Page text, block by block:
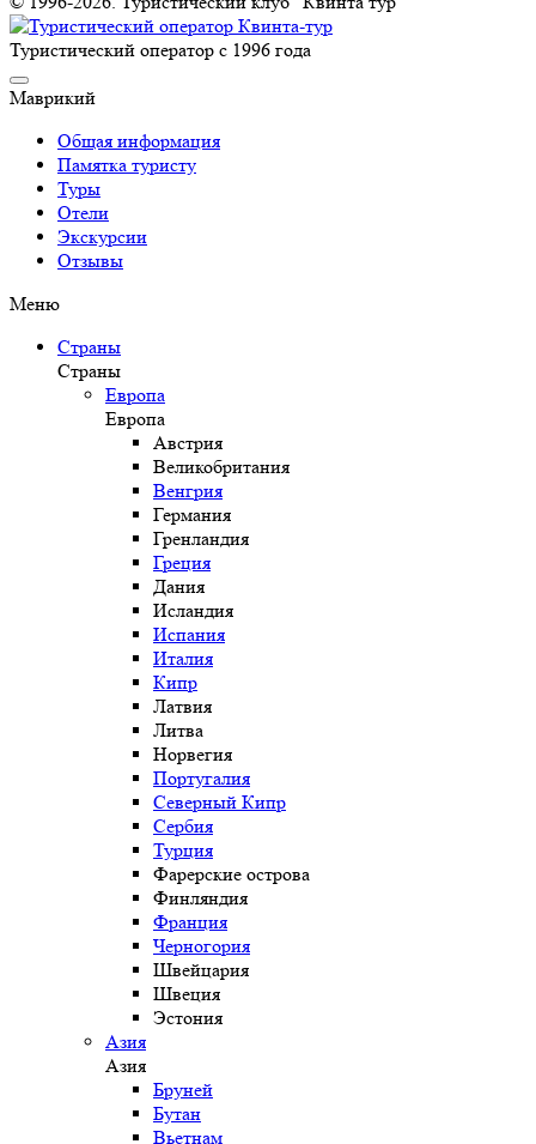
Туристический оператор с 1996 года
Маврикий
Общая информация
Памятка туристу
Туры
Отели
Экскурсии
Отзывы
Меню
Страны
Страны
Европа
Европа
Австрия
Великобритания
Венгрия
Германия
Гренландия
Греция
Дания
Исландия
Испания
Италия
Кипр
Латвия
Литва
Норвегия
Португалия
Северный Кипр
Сербия
Турция
Фарерские острова
Финляндия
Франция
Черногория
Швейцария
Швеция
Эстония
Азия
Азия
Бруней
Бутан
Вьетнам